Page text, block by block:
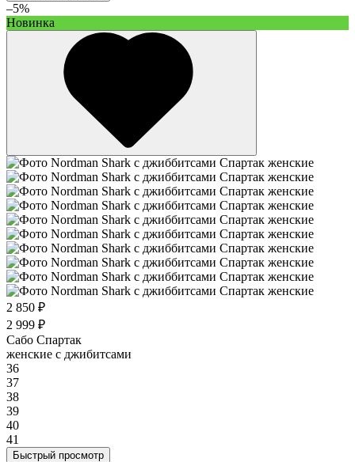
–5%
Новинка
2 850 ₽
2 999 ₽
Сабо Спартак
женские с джибитсами
36
37
38
39
40
41
Быстрый просмотр